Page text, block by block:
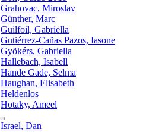
Grahovac, Miroslav
Günther, Marc
Guilfoil, Gabriella
Gutiérrez-Cañas Pazos, Iasone
Gyökérs, Gabriella
Hallebach, Isabell
Hande Gade, Selma
Haughan, Elisabeth
Heldenlos
Hotaky, Ameel
Israel, Dan